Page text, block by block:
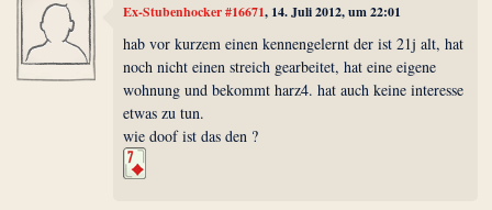
Ex-Stubenhocker #16671, 14. Juli 2012, um 22:01
hab vor kurzem einen kennengelernt der ist 21j alt, hat
noch nicht einen streich gearbeitet, hat eine eigene
wohnung und bekommt harz4. hat auch keine interesse
etwas zu tun.
wie doof ist das den ?